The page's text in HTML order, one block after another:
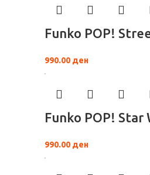
Funko POP!
990.00 ден
Funko POP! Star
990.00 ден